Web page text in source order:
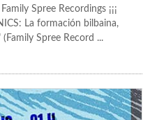
Spree Recordings ¡¡¡
La formación bilbaina,
Spree Record ...